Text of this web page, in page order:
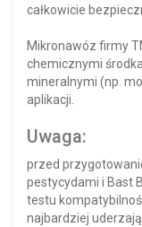
całkowicie
Mikronawóz firmy
chemicznymi
mineralnymi (np.
aplikacji.
Uwaga:
przed
pestycydami i Bast
testu
najbardziej